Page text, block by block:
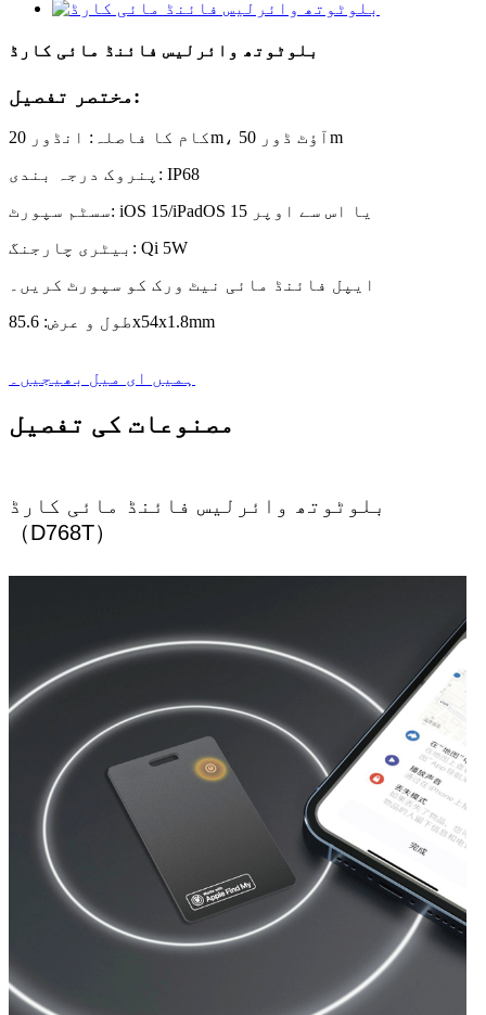
بلوٹوتھ وائرلیس فائنڈ مائی کارڈ
مختصر تفصیل:
کام کا فاصلہ: انڈور 20m، آؤٹ ڈور 50m
پنروک درجہ بندی: IP68
سسٹم سپورٹ: iOS 15/iPadOS 15 یا اس سے اوپر
بیٹری چارجنگ: Qi 5W
ایپل فائنڈ مائی نیٹ ورک کو سپورٹ کریں۔
طول و عرض: 85.6x54x1.8mm
ہمیں ای میل بھیجیں۔
مصنوعات کی تفصیل
بلوٹوتھ وائرلیس فائنڈ مائی کارڈ
（D768T）